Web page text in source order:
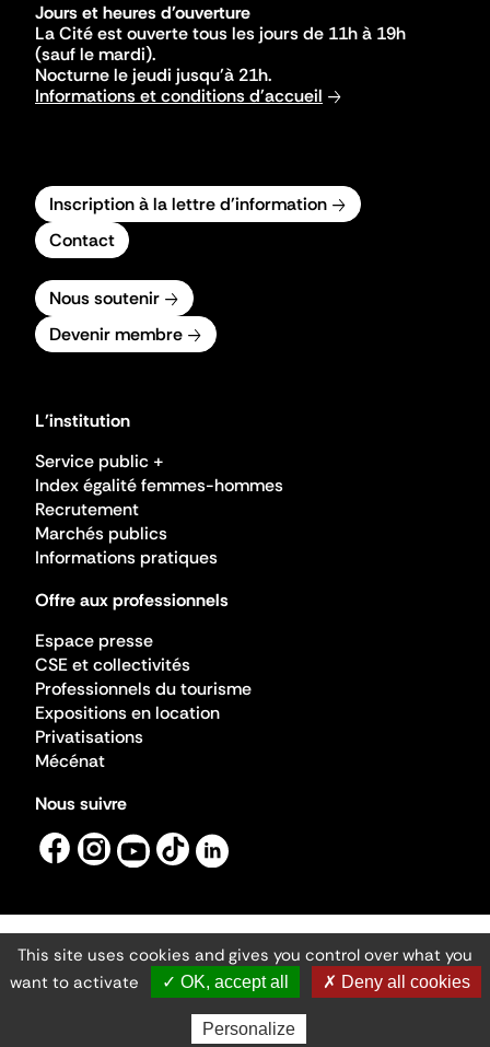
Jours et heures d'ouverture
La Cité est ouverte tous les jours de 11h à 19h
(sauf le mardi).
Nocturne le jeudi jusqu'à 21h.
Informations et conditions d'accueil
Inscription à la lettre d'information
Contact
Nous soutenir
Devenir membre
L'institution
Service public +
Index égalité femmes-hommes
Recrutement
Marchés publics
Informations pratiques
Offre aux professionnels
Espace presse
CSE et collectivités
Professionnels du tourisme
Expositions en location
Privatisations
Mécénat
Nous suivre
Mentions légales
Gestion des cookies
Accessibilité numérique
Ministère de la Culture ©2026
- Cité de l'architecture et du patrimoine
This site uses cookies and gives you control over what you
want to activate
✓ OK, accept all ✗ Deny all cookies
Personalize